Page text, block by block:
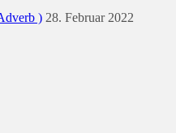
) 28. Februar 2022